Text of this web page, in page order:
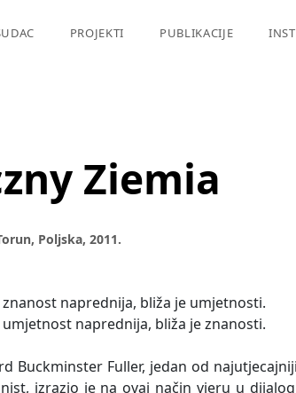
PROJEKTI PUBLIKACIJE
Ziemia
Poljska, 2011.
znanost naprednija, bliža je umjetnosti.
umjetnost naprednija, bliža je znanosti.
Buckminster Fuller, jedan od
izrazio je na ovaj način vjeru u